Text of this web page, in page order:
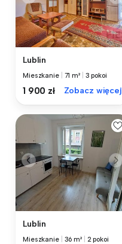
Lublin
Mieszkanie 71 m² 3 pokoi
1 900 zł Zobacz więcej
Lublin
Mieszkanie 36 m² 2 pokoi